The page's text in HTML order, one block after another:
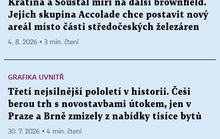
Kratina a Šoustal míří na další brownfield.
Jejich skupina Accolade chce postavit nový
areál místo části středočeských železáren
4. 8. 2026 ▪ 3 min. čtení
GRAFIKA UVNITŘ
Třetí nejsilnější pololetí v historii. Češi
berou trh s novostavbami útokem, jen v
Praze a Brně zmizely z nabídky tisíce bytů
30. 7. 2026 ▪ 4 min. čtení